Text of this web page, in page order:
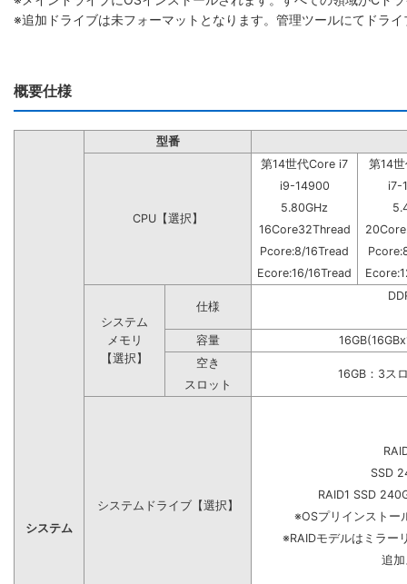
※追加ドライブは未フォーマットとなります。管理ツールにてドラ
概要仕様
システム
型番
CPU【選択】
第14世代Core i7
第14
i9-14900
i7-
5.80GHz
16Core32Thread
Pcore:8/16Tread
Ecore:16/16Tread
システム
メモリ
【選択】
仕様
容量
空き
16GB：3ス
スロット
システムドライブ【選択】
SSD
RAID1 SSD
※OSプリインストー
※RAIDモデルはミラー
追